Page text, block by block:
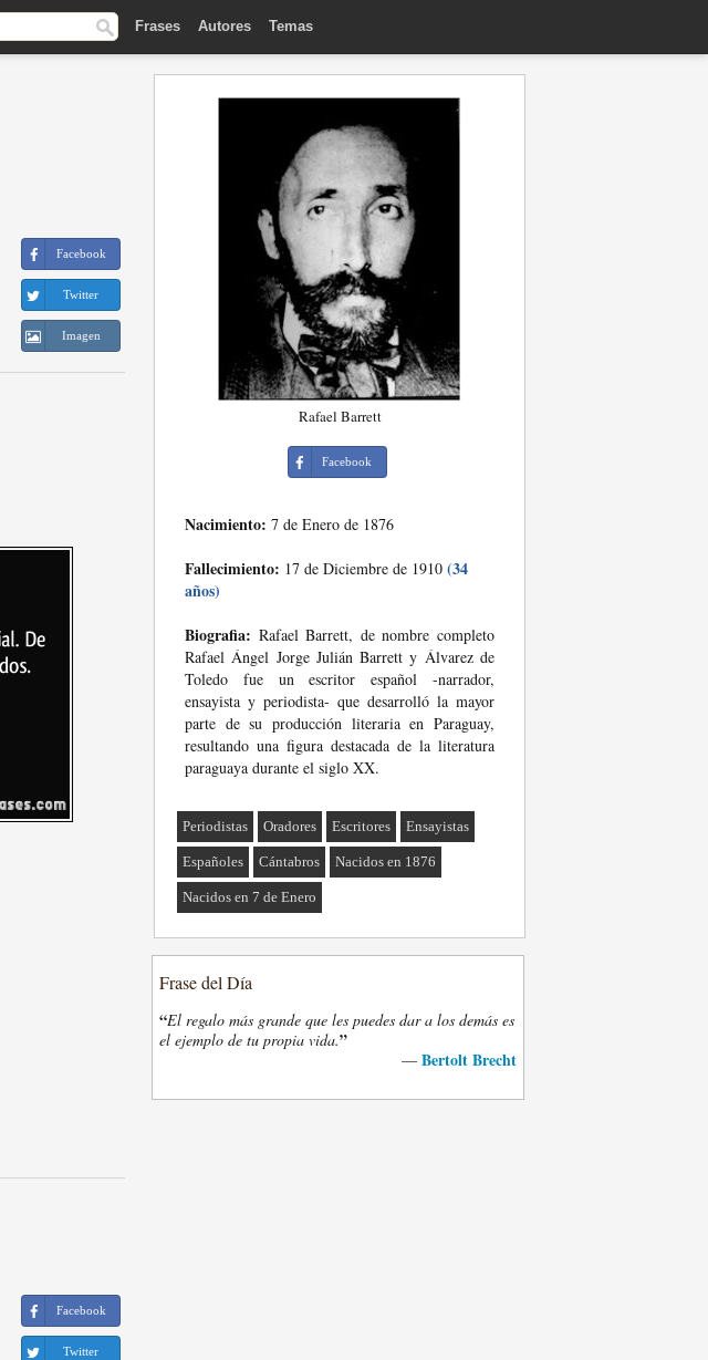
Frases Autores Temas
Facebook
Twitter
Imagen
Facebook
Twitter
Rafael Barrett
Facebook
Nacimiento: 7 de Enero de 1876
Fallecimiento: 17 de Diciembre de 1910 (34
años)
Biografia: Rafael Barrett, de nombre completo
Rafael Ángel Jorge Julián Barrett y Álvarez de
Toledo fue un escritor español -narrador,
ensayista y periodista- que desarrolló la mayor
parte de su producción literaria en Paraguay,
resultando una figura destacada de la literatura
paraguaya durante el siglo XX.
Periodistas Oradores Escritores Ensayistas
Españoles Cántabros Nacidos en 1876
Nacidos en 7 de Enero
Frase del Día
“El regalo más grande que les puedes dar a los demás es
el ejemplo de tu propia vida.”
— Bertolt Brecht